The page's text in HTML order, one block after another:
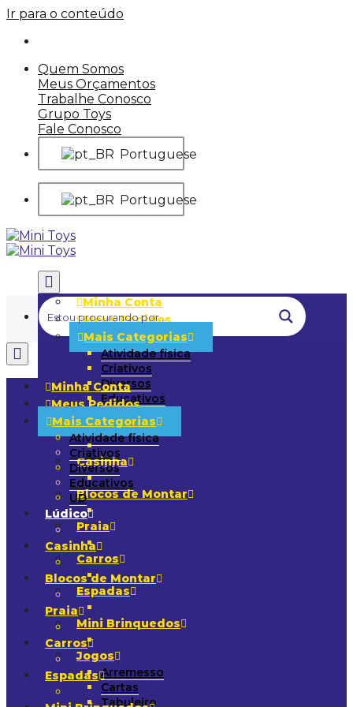
Ir para o conteúdo
Quem Somos
Meus Orçamentos
Trabalhe Conosco
Grupo Toys
Fale Conosco
Portuguese
Portuguese
Minha Conta
Meus Pedidos
Mais Categorias
Atividade física
Criativos
Diversos
Educativos
Lúdico
Casinha
Blocos de Montar
Praia
Carros
Espadas
Mini Brinquedos
Jogos
Arremesso
Cartas
Tabuleiro
Minha Conta
Meus Pedidos
Mais Categorias
Atividade física
Criativos
Diversos
Educativos
UD
Lúdico
Casinha
Blocos de Montar
Praia
Carros
Espadas